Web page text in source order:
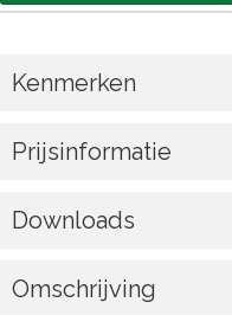
Kenmerken
Prijsinformatie
Downloads
Omschrijving